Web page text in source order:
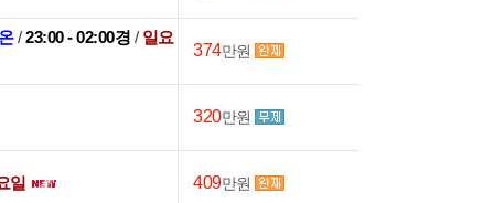
/23:00 - 02:00경 / 일요
374만원
320만원
일 409만원